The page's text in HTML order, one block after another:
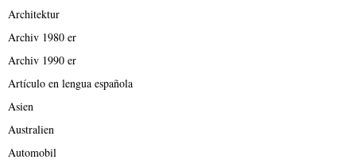
Architektur
Archiv 1980 er
Archiv 1990 er
Artículo en lengua española
Asien
Australien
Automobil